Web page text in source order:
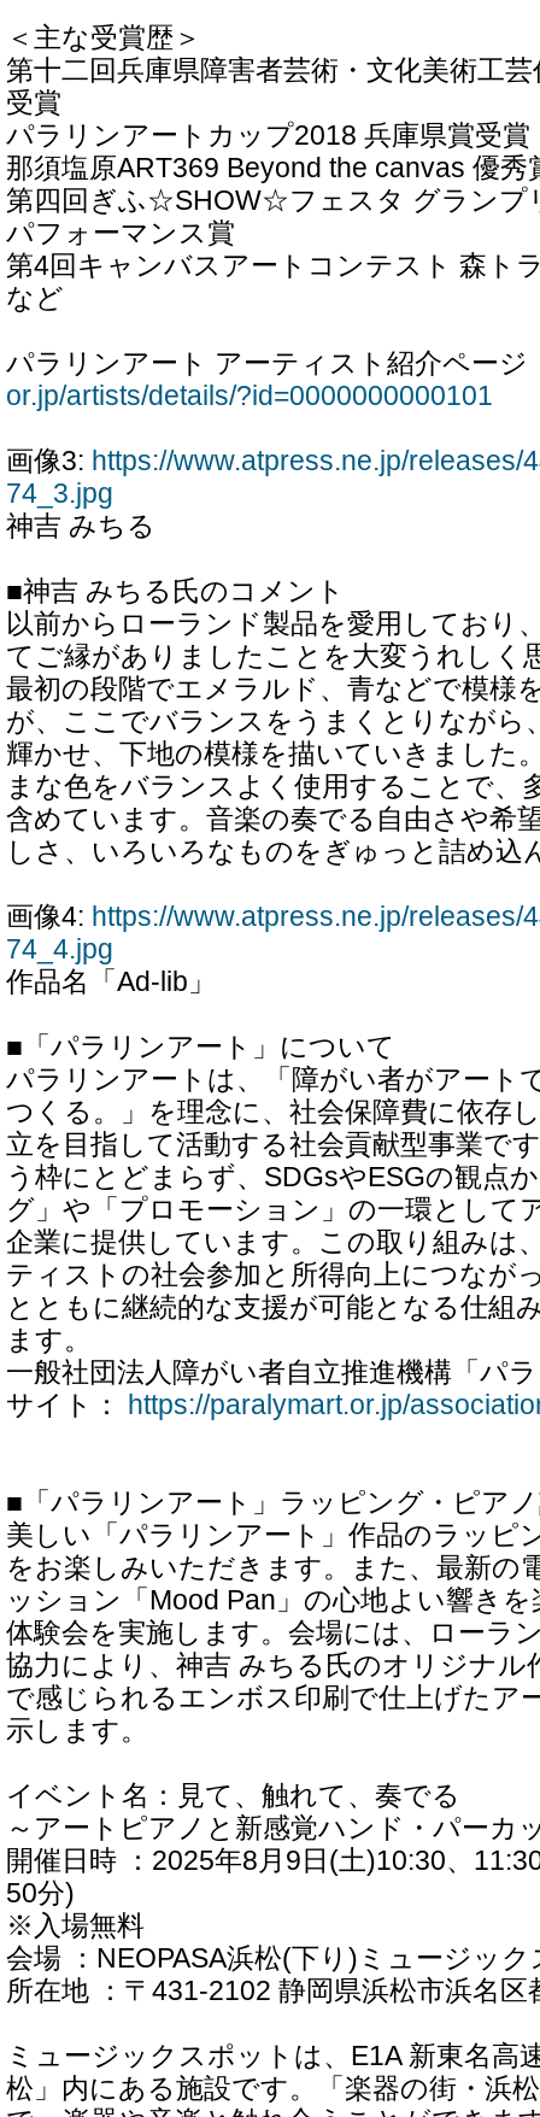
＜主な受賞歴＞
第十二回兵庫県障害者芸術・文化美術工
受賞
パラリンアートカップ2018 兵庫県賞受賞
那須塩原ART369 Beyond the canvas 優秀
第四回ぎふ☆SHOW☆フェスタ グランプ
パフォーマンス賞
第4回キャンバスアートコンテスト 森ト
など
パラリンアート アーティスト紹介ページ
or.jp/artists/details/?id=0000000000101
画像3: https://www.atpress.ne.jp/releases/
74_3.jpg
神吉 みちる
■神吉 みちる氏のコメント
以前からローランド製品を愛用しており
てご縁がありましたことを大変うれしく
最初の段階でエメラルド、青などで模様
が、ここでバランスをうまくとりながら
輝かせ、下地の模様を描いていきました
まな色をバランスよく使用することで、
含めています。音楽の奏でる自由さや希
しさ、いろいろなものをぎゅっと詰め込
画像4: https://www.atpress.ne.jp/releases/
74_4.jpg
作品名「Ad-lib」
■「パラリンアート」について
パラリンアートは、「障がい者がアート
つくる。」を理念に、社会保障費に依存
立を目指して活動する社会貢献型事業で
う枠にとどまらず、SDGsやESGの観点
グ」や「プロモーション」の一環として
企業に提供しています。この取り組みは
ティストの社会参加と所得向上につなが
とともに継続的な支援が可能となる仕組
ます。
一般社団法人障がい者自立推進機構「パ
サイト：
https://paralymart.or.jp/
■「パラリンアート」ラッピング・ピア
美しい「パラリンアート」作品のラッピ
をお楽しみいただきます。また、最新の
ッション「Mood Pan」の心地よい響き
体験会を実施します。会場には、ローラ
協力により、神吉 みちる氏のオリジナル
で感じられるエンボス印刷で仕上げたア
示します。
イベント名：見て、触れて、奏でる
～アートピアノと新感覚ハンド・パーカ
開催日時 ：2025年8月9日(土)10:30、
50分)
※入場無料
会場 ：NEOPASA浜松(下り)ミュージッ
所在地 ：〒431-2102 静岡県浜松市浜名区
ミュージックスポットは、E1A 新東名高
松」内にある施設です。「楽器の街・浜